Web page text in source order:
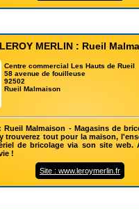
LEROY MERLIN : Rueil
Centre commercial Les Hauts de Rueil
58 avenue de fouilleuse
92502
Rueil Malmaison
: Rueil Malmaison - Magasins de
trouverez tout pour la maison,
de bricolage via son site web.
!
Site : www.leroymerlin.fr